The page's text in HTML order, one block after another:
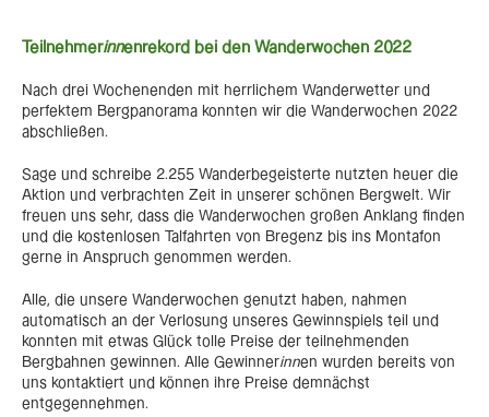
Teilnehmerinnenrekord bei den Wanderwochen 2022
Nach drei Wochenenden mit herrlichem Wanderwetter und
perfektem Bergpanorama konnten wir die Wanderwochen 2022
abschließen.
Sage und schreibe 2.255 Wanderbegeisterte nutzten heuer die
Aktion und verbrachten Zeit in unserer schönen Bergwelt. Wir
freuen uns sehr, dass die Wanderwochen großen Anklang finden
und die kostenlosen Talfahrten von Bregenz bis ins Montafon
gerne in Anspruch genommen werden.
Alle, die unsere Wanderwochen genutzt haben, nahmen
automatisch an der Verlosung unseres Gewinnspiels teil und
konnten mit etwas Glück tolle Preise der teilnehmenden
Bergbahnen gewinnen. Alle Gewinnerinnen wurden bereits von
uns kontaktiert und können ihre Preise demnächst
entgegennehmen.